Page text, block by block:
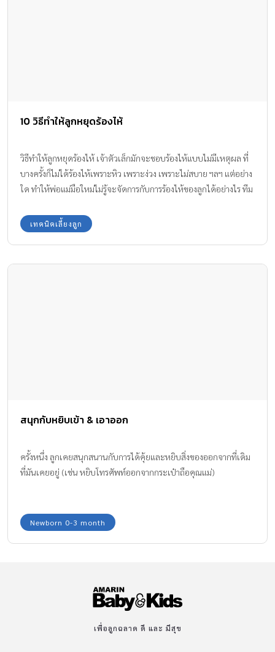
10 วิธีทำให้ลูกหยุดร้องไห้
วิธีทำให้ลูกหยุดร้องไห้ เจ้าตัวเล็กมักจะชอบร้องไห้แบบไม่มีเหตุผล ที่
บางครั้งก็ไม่ได้ร้องไห้เพราะหิว เพราะง่วง เพราะไม่สบาย ฯลฯ แต่อย่าง
ใด ทำให้พ่อแม่มือใหม่ไม่รู้จะจัดการกับการร้องไห้ของลูกได้อย่างไร ทีม
ร้องไห้ด้วยเหตุผลใด คุณพ่อคุณแม่ก็สามารถนำมาปรับใช้เพื่อช่วยลูก
ให้หยุดร้องไห้อย่างได้ผลค่ะ
เทคนิคเลี้ยงลูก
สนุกกับหยิบเข้า & เอาออก
ครั้งหนึ่ง ลูกเคยสนุกสนานกับการได้คุ้ยและหยิบสิ่งของออกจากที่เดิม
ที่มันเคยอยู่ (เช่น หยิบโทรศัพท์ออกจากกระเป๋าถือคุณแม่)
Newborn 0-3 month
เพื่อลูกฉลาด ดี และ มีสุข